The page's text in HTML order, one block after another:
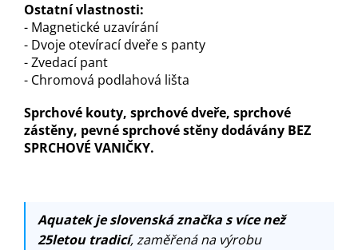
Ostatní vlastnosti:
- Magnetické uzavírání
- Dvoje otevírací dveře s panty
- Zvedací pant
- Chromová podlahová lišta
Sprchové kouty, sprchové dveře, sprchové
zástěny, pevné sprchové stěny dodávány BEZ
SPRCHOVÉ VANIČKY.
Aquatek je slovenská značka s více než
25letou tradicí, zaměřená na výrobu